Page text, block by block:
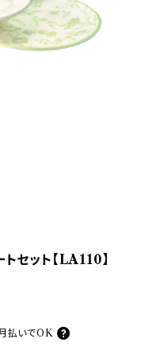
トセット【LA110】
払いでOK